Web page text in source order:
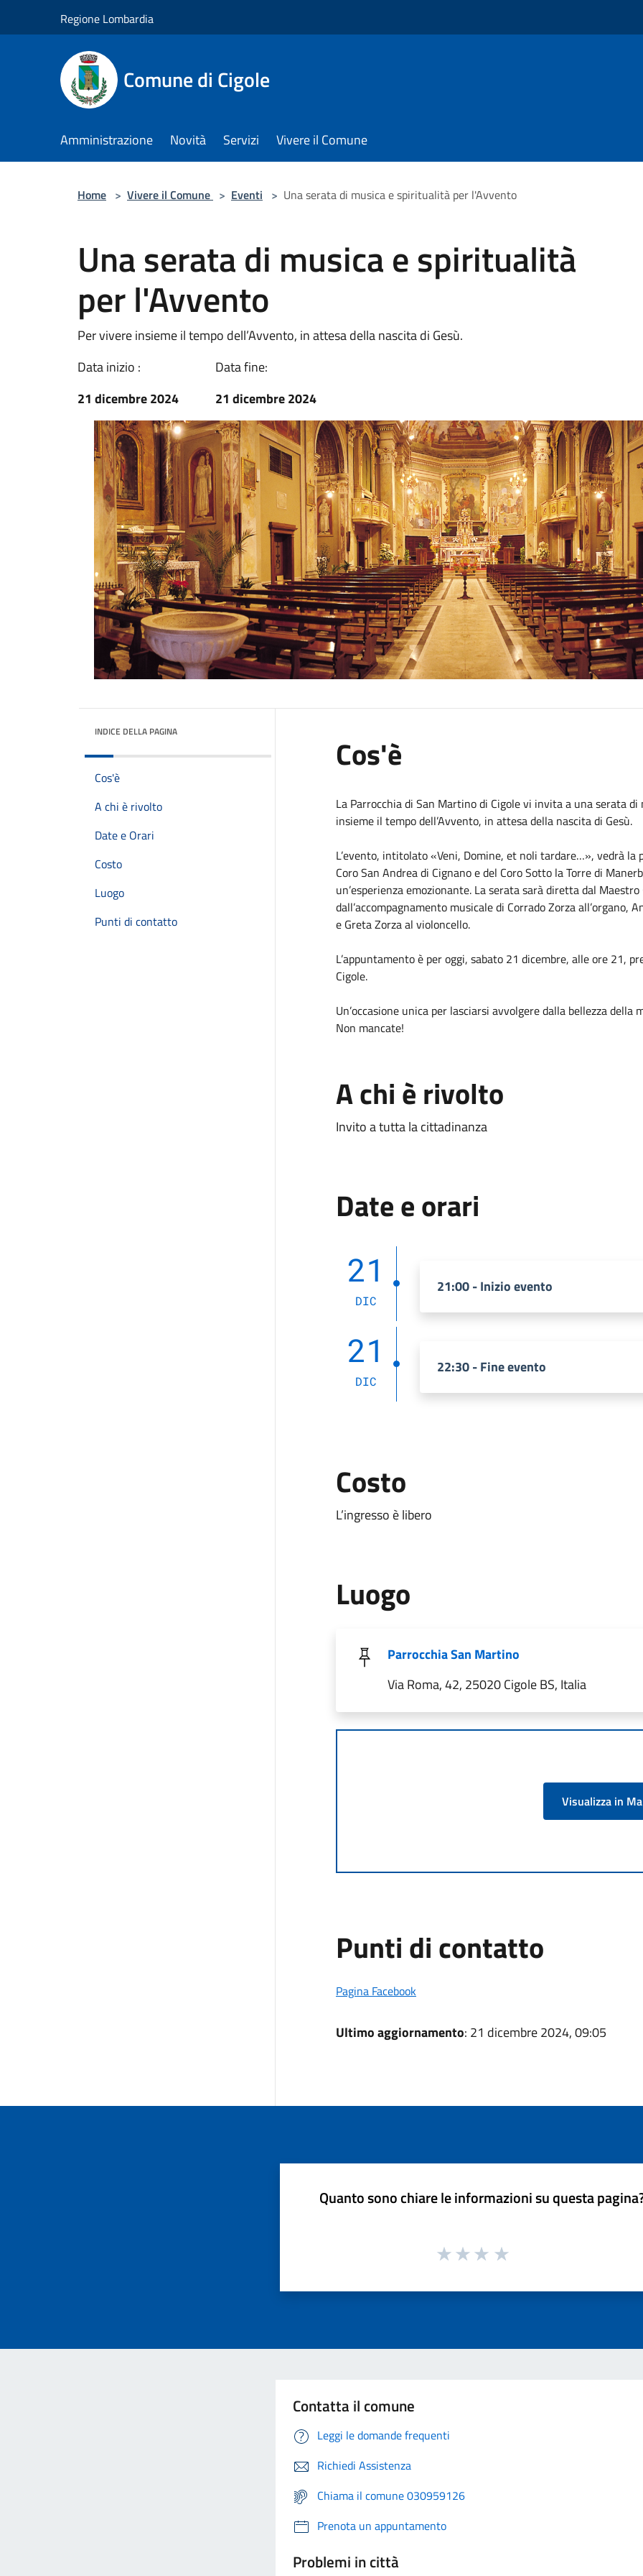
Regione Lombardia
Comune di Cigole
Amministrazione Novità Servizi Vivere il Comune
Home > Vivere il Comune > Eventi > Una serata di musica e spiritualità per l'Avvento
Una serata di musica e spiritualità
per l'Avvento
Per vivere insieme il tempo dell’Avvento, in attesa della nascita di Gesù.
Data inizio :
21 dicembre 2024
Data fine:
21 dicembre 2024
INDICE DELLA PAGINA
Cos'è
A chi è rivolto
Date e Orari
Costo
Luogo
Punti di contatto
Cos'è
La Parrocchia di San Martino di Cigole vi invita a una serata
insieme il tempo dell’Avvento, in attesa della nascita di Gesù.
L’evento, intitolato «Veni, Domine, et noli tardare…», vedrà la
Coro San Andrea di Cignano e del Coro Sotto la Torre di
un’esperienza emozionante. La serata sarà diretta dal
dall’accompagnamento musicale di Corrado Zorza
e Greta Zorza al violoncello.
L’appuntamento è per oggi, sabato 21 dicembre, alle ore 21,
Cigole.
Un’occasione unica per lasciarsi avvolgere dalla bellezza
Non mancate!
A chi è rivolto
Invito a tutta la cittadinanza
Date e orari
21
DIC
21:00 - Inizio evento
21
DIC
22:30 - Fine evento
Costo
L’ingresso è libero
Luogo
Parrocchia San Martino
Via Roma, 42, 25020 Cigole BS, Italia
Visualizza in
Punti di contatto
Pagina Facebook
Ultimo aggiornamento: 21 dicembre 2024, 09:05
Quanto sono chiare le informazioni su questa
Contatta il comune
Leggi le domande frequenti
Richiedi Assistenza
Chiama il comune 030959126
Prenota un appuntamento
Problemi in città